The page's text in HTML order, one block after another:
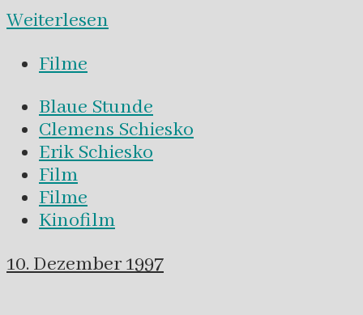
Weiterlesen
Filme
Blaue Stunde
Clemens Schiesko
Erik Schiesko
Film
Filme
Kinofilm
10. Dezember 1997